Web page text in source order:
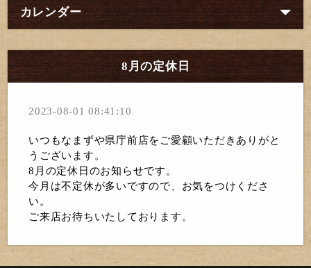
カレンダー
8月の定休日
2023-08-01 08:41:10
いつもなまずや県庁前店をご愛顧いただきありがと
うございます。
8月の定休日のお知らせです。
今月は不定休が多いですので、お気をつけくださ
い。
ご来店お待ちいたしております。